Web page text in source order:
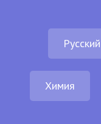
Химия